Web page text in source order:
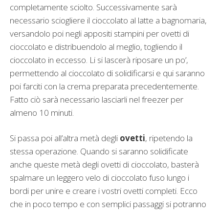
completamente sciolto. Successivamente sarà
necessario sciogliere il cioccolato al latte a bagnomaria,
versandolo poi negli appositi stampini per ovetti di
cioccolato e distribuendolo al meglio, togliendo il
cioccolato in eccesso. Li si lascerà riposare un po’,
permettendo al cioccolato di solidificarsi e qui saranno
poi farciti con la crema preparata precedentemente.
Fatto ciò sarà necessario lasciarli nel freezer per
almeno 10 minuti.
Si passa poi all’altra metà degli ovetti, ripetendo la
stessa operazione. Quando si saranno solidificate
anche queste metà degli ovetti di cioccolato, basterà
spalmare un leggero velo di cioccolato fuso lungo i
bordi per unire e creare i vostri ovetti completi. Ecco
che in poco tempo e con semplici passaggi si potranno